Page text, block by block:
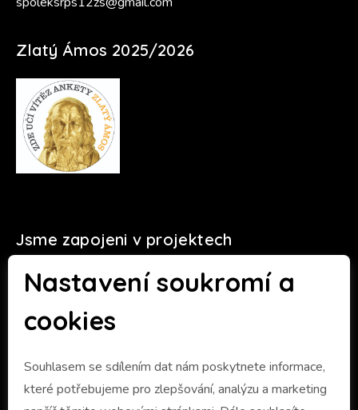
Nastavení soukromí a
cookies
Souhlasem se sdílením dat nám poskytnete informace,
které potřebujeme pro zlepšování, analýzu a marketing
Zlatý Ámos 2025/2026
Jsme zapojeni v projektech